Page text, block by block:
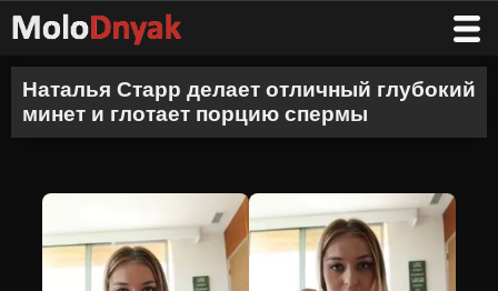
Наталья Старр делает отличный глубокий
минет и глотает порцию спермы